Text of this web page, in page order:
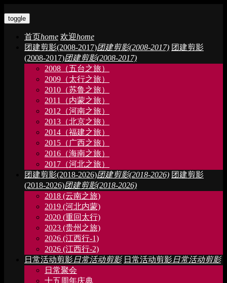
toggle
首页home 欢迎home
团建剪影(2008-2017)团建剪影(2008-2017) 团建剪影
(2008-2017)团建剪影(2008-2017)
2008（五台之旅）
2009（太行之旅）
2010（苏鲁之旅）
2011（内蒙之旅）
2012（河南之旅）
2013（北京之旅）
2014（福建之旅）
2015（广西之旅）
2016（海南之旅）
2017（河北之旅）
团建剪影(2018-2026)团建剪影(2018-2026) 团建剪影
(2018-2026)团建剪影(2018-2026)
2018 (云南之旅)
2019 (河北内蒙)
2020 (重回太行)
2023 (贵州之旅)
2026 (江西行-1)
2026 (江西行-2)
日常活动剪影日常活动剪影 日常活动剪影日常活动剪影
日常聚会
十五周年庆典